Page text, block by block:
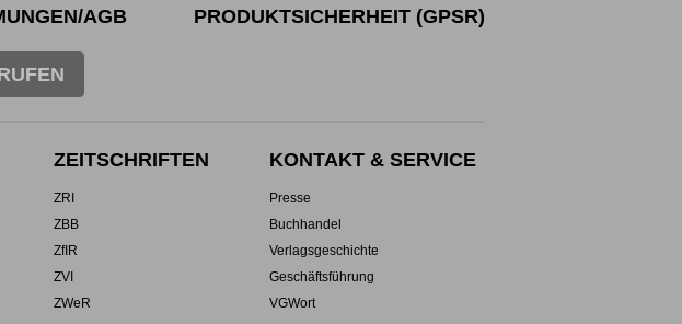
AGB PRODUKTSICHERHEIT (GPSR)
ZEITSCHRIFTEN
ZRI
ZBB
ZfIR
ZVI
ZWeR
KONTAKT & SERVICE
Presse
Buchhandel
Verlagsgeschichte
Geschäftsführung
VGWort